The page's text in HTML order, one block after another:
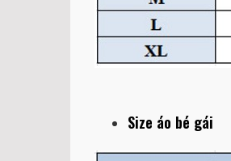
Size áo bé gái